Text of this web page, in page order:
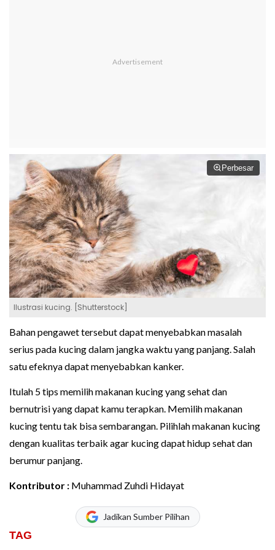
Perbesar
Ilustrasi kucing. [Shutterstock]
Bahan pengawet tersebut dapat menyebabkan masalah
serius pada kucing dalam jangka waktu yang panjang. Salah
satu efeknya dapat menyebabkan kanker.
Itulah 5 tips memilih makanan kucing yang sehat dan
bernutrisi yang dapat kamu terapkan. Memilih makanan
kucing tentu tak bisa sembarangan. Pilihlah makanan kucing
dengan kualitas terbaik agar kucing dapat hidup sehat dan
berumur panjang.
Kontributor : Muhammad Zuhdi Hidayat
Jadikan Sumber Pilihan
TAG